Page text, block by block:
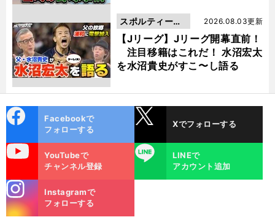
【Jリーグ】Jリーグ開幕直前！
注目移籍はこれだ！ 水沼宏太
を水沼貴史がすこ〜し語る
2026.08.03更新
スポルティーバ
動画
ok
Facebookで
フォローする
Xでフォローする
YouTubeで
チャンネル登録
LINE
LINEで
アカウント追加
m
Instagramで
フォローする